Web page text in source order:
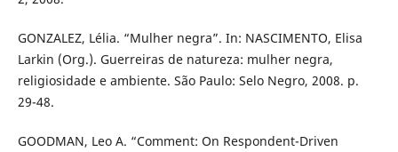
GONZALEZ, Lélia. “Mulher negra”. In: NASCIMENTO, Elisa
Larkin (Org.). Guerreiras de natureza: mulher negra,
religiosidade e ambiente. São Paulo: Selo Negro, 2008. p.
29-48.
GOODMAN, Leo A. “Comment: On Respondent-Driven